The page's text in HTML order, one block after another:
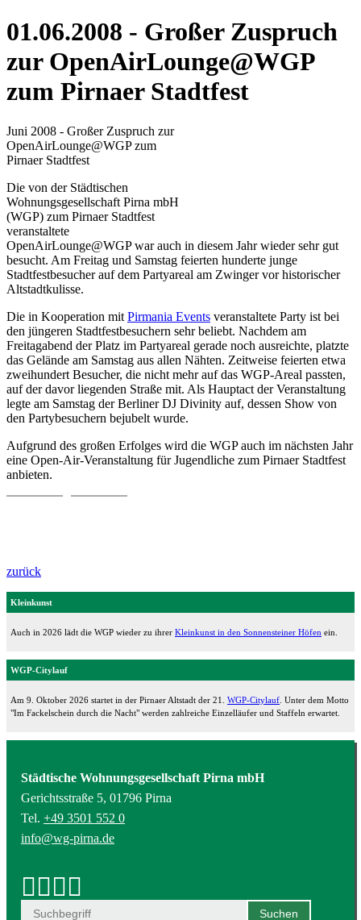
01.06.2008 - Großer Zuspruch
zur OpenAirLounge@WGP
zum Pirnaer Stadtfest
Juni 2008 - Großer Zuspruch zur
OpenAirLounge@WGP zum
Pirnaer Stadtfest
Die von der Städtischen
Wohnungsgesellschaft Pirna mbH
(WGP) zum Pirnaer Stadtfest
veranstaltete
OpenAirLounge@WGP war auch in diesem Jahr wieder sehr gut
besucht. Am Freitag und Samstag feierten hunderte junge
Stadtfestbesucher auf dem Partyareal am Zwinger vor historischer
Altstadtkulisse.
Die in Kooperation mit Pirmania Events veranstaltete Party ist bei
den jüngeren Stadtfestbesuchern sehr beliebt. Nachdem am
Freitagabend der Platz im Partyareal gerade noch ausreichte, platzte
das Gelände am Samstag aus allen Nähten. Zeitweise feierten etwa
zweihundert Besucher, die nicht mehr auf das WGP-Areal passten,
auf der davor liegenden Straße mit. Als Hauptact der Veranstaltung
legte am Samstag der Berliner DJ Divinity auf, dessen Show von
den Partybesuchern bejubelt wurde.
Aufgrund des großen Erfolges wird die WGP auch im nächsten Jahr
eine Open-Air-Veranstaltung für Jugendliche zum Pirnaer Stadtfest
anbieten.
zurück
Kleinkunst
Auch in 2026 lädt die WGP wieder zu ihrer Kleinkunst in den Sonnensteiner Höfen ein.
WGP-Citylauf
Am 9. Oktober 2026 startet in der Pirnaer Altstadt der 21. WGP-Citylauf . Unter dem Motto
"Im Fackelschein durch die Nacht" werden zahlreiche Einzelläufer und Staffeln erwartet.
Städtische Wohnungsgesellschaft Pirna mbH
Gerichtsstraße 5, 01796 Pirna
Tel. +49 3501 552 0
info@wg-pirna.de